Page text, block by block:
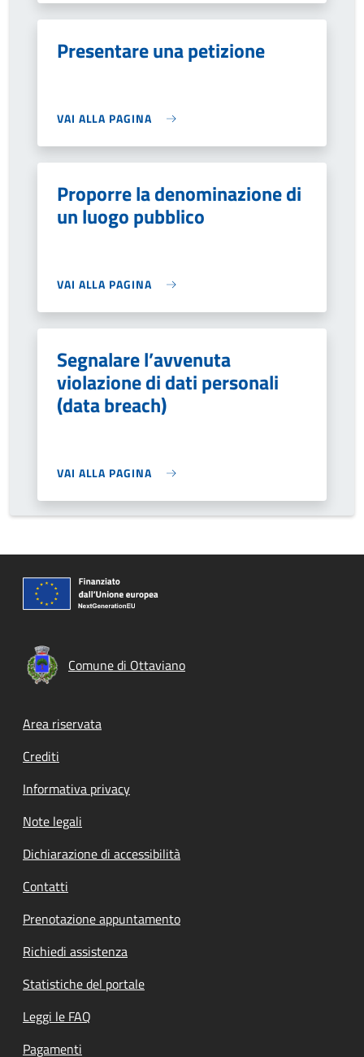
Presentare una petizione
VAI ALLA PAGINA
Proporre la denominazione di
un luogo pubblico
VAI ALLA PAGINA
Segnalare l’avvenuta
violazione di dati personali
(data breach)
VAI ALLA PAGINA
Comune di Ottaviano
Footer menu
Area riservata
Crediti
Informativa privacy
Note legali
Dichiarazione di accessibilità
Contatti
Prenotazione appuntamento
Richiedi assistenza
Statistiche del portale
Leggi le FAQ
Pagamenti